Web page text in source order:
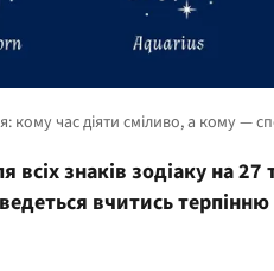
всіх знаків зодіаку на
вчитись